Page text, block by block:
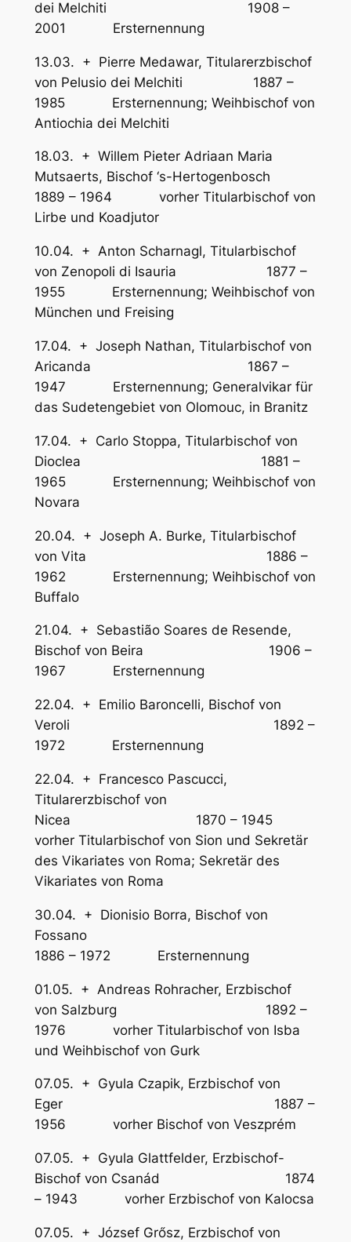
dei Melchiti 1908 –
2001 Ersternennung
13.03. + Pierre Medawar, Titularerzbischof
von Pelusio dei Melchiti 1887 –
1985 Ersternennung; Weihbischof von
Antiochia dei Melchiti
18.03. + Willem Pieter Adriaan Maria
Mutsaerts, Bischof ‘s-Hertogenbosch
1889 – 1964 vorher Titularbischof von
Lirbe und Koadjutor
10.04. + Anton Scharnagl, Titularbischof
von Zenopoli di Isauria 1877 –
1955 Ersternennung; Weihbischof von
München und Freising
17.04. + Joseph Nathan, Titularbischof von
Aricanda 1867 –
1947 Ersternennung; Generalvikar für
das Sudetengebiet von Olomouc, in Branitz
17.04. + Carlo Stoppa, Titularbischof von
Dioclea 1881 –
1965 Ersternennung; Weihbischof von
Novara
20.04. + Joseph A. Burke, Titularbischof
von Vita 1886 –
1962 Ersternennung; Weihbischof von
Buffalo
21.04. + Sebastião Soares de Resende,
Bischof von Beira 1906 –
1967 Ersternennung
22.04. + Emilio Baroncelli, Bischof von
Veroli 1892 –
1972 Ersternennung
22.04. + Francesco Pascucci,
Titularerzbischof von
Nicea 1870 – 1945
vorher Titularbischof von Sion und Sekretär
des Vikariates von Roma; Sekretär des
Vikariates von Roma
30.04. + Dionisio Borra, Bischof von
Fossano
1886 – 1972 Ersternennung
01.05. + Andreas Rohracher, Erzbischof
von Salzburg 1892 –
1976 vorher Titularbischof von Isba
und Weihbischof von Gurk
07.05. + Gyula Czapik, Erzbischof von
Eger 1887 –
1956 vorher Bischof von Veszprém
07.05. + Gyula Glattfelder, Erzbischof-
Bischof von Csanád 1874
– 1943 vorher Erzbischof von Kalocsa
07.05. + József Grősz, Erzbischof von